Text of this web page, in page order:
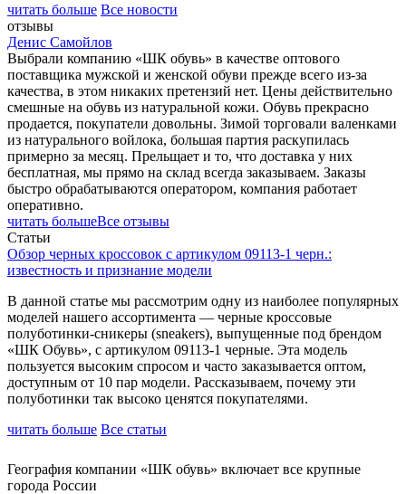
читать больше Все новости
отзывы
Денис Самойлов
Выбрали компанию «ШК обувь» в качестве оптового
поставщика мужской и женской обуви прежде всего из-за
качества, в этом никаких претензий нет. Цены действительно
смешные на обувь из натуральной кожи. Обувь прекрасно
продается, покупатели довольны. Зимой торговали валенками
из натурального войлока, большая партия раскупилась
примерно за месяц. Прельщает и то, что доставка у них
бесплатная, мы прямо на склад всегда заказываем. Заказы
быстро обрабатываются оператором, компания работает
оперативно.
читать большеВсе отзывы
Статьи
Обзор черных кроссовок с артикулом 09113-1 черн.:
известность и признание модели
В данной статье мы рассмотрим одну из наиболее популярных
моделей нашего ассортимента — черные кроссовые
полуботинки-сникеры (sneakers), выпущенные под брендом
«ШК Обувь», с артикулом 09113-1 черные. Эта модель
пользуется высоким спросом и часто заказывается оптом,
доступным от 10 пар модели. Рассказываем, почему эти
полуботинки так высоко ценятся покупателями.
читать больше Все статьи
География компании «ШК обувь» включает все крупные
города России